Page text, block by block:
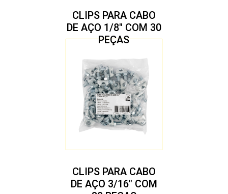
CLIPS PARA CABO
DE AÇO 1/8″ COM 30
PEÇAS
CLIPS PARA CABO
DE AÇO 3/16″ COM